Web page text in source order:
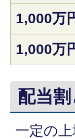
1,000万
1,000万
配当
一定の